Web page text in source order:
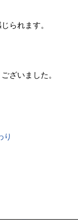
られます。
ざいました。